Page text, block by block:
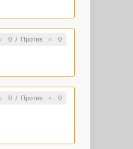
0/ Против 0
0/ Против 0